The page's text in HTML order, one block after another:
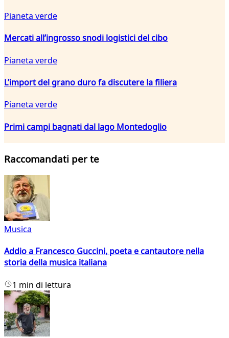
Pianeta verde
Mercati all’ingrosso snodi logistici del cibo
Pianeta verde
L’import del grano duro fa discutere la filiera
Pianeta verde
Primi campi bagnati dal lago Montedoglio
Raccomandati per te
Musica
Addio a Francesco Guccini, poeta e cantautore nella
storia della musica italiana
1 min di lettura